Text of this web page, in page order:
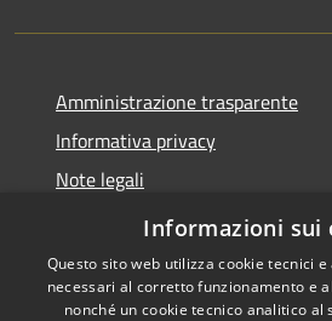
Amministrazione trasparente
Informativa privacy
Note legali
Dichiarazione di accessibilità
Informazioni sui
Questo sito web utilizza cookie tecnici
necessari al corretto funzionamento e
nonché un cookie tecnico analitico al